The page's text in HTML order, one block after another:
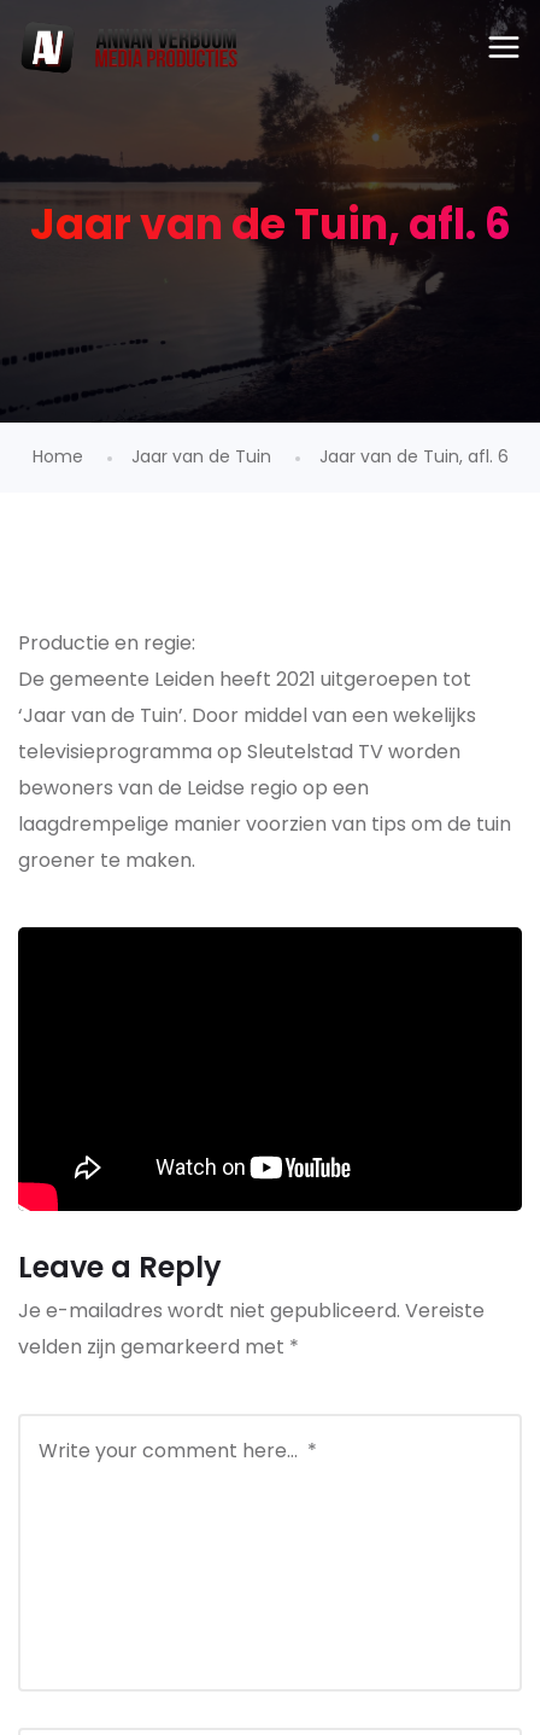
Jaar van de Tuin, afl. 6
Home Jaar van de Tuin Jaar van de Tuin, afl. 6
Productie en regie:
De gemeente Leiden heeft 2021 uitgeroepen tot
‘Jaar van de Tuin’. Door middel van een wekelijks
televisieprogramma op Sleutelstad TV worden
bewoners van de Leidse regio op een
laagdrempelige manier voorzien van tips om de tuin
groener te maken.
Leave a Reply
Je e-mailadres wordt niet gepubliceerd. Vereiste
velden zijn gemarkeerd met *